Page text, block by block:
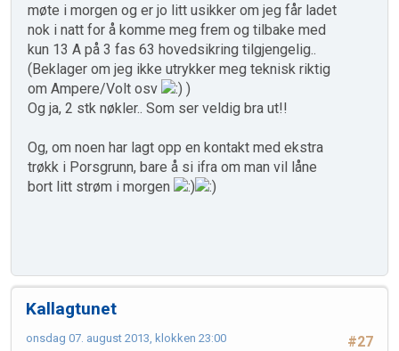
møte i morgen og er jo litt usikker om jeg får ladet
nok i natt for å komme meg frem og tilbake med
kun 13 A på 3 fas 63 hovedsikring tilgjengelig..
(Beklager om jeg ikke utrykker meg teknisk riktig
om Ampere/Volt osv
)
Og ja, 2 stk nøkler.. Som ser veldig bra ut!!
Og, om noen har lagt opp en kontakt med ekstra
trøkk i Porsgrunn, bare å si ifra om man vil låne
bort litt strøm i morgen
Kallagtunet
#27
onsdag 07. august 2013, klokken 23:00